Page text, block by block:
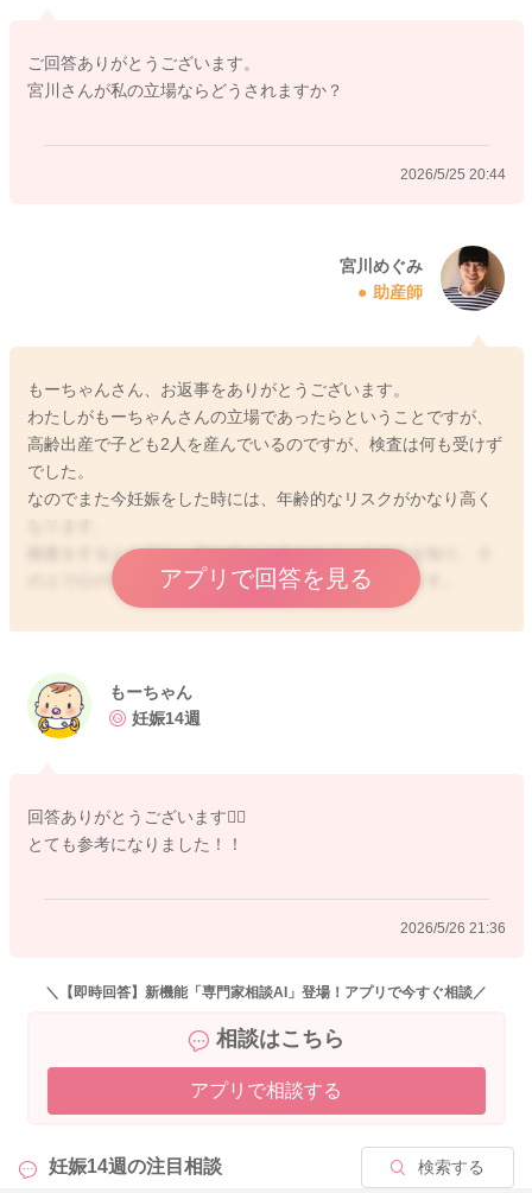
査でわかる項目が限られていることもある事が挙げられます。
うするのかを考えておかないといけないかもしれません。
年齢が上がることで、受ける方の割合は増えている状況のよう
30代の方で3〜４割の方が受けているというデータもあるようで
はっきりとした正解もないと思いますので、その分とても悩ま
しいですよね。
受けて結果がわかることで、ホッとしたり、先のことが考えら
れたりするという考え方もあると思います。何かあったときに
実際どうするのかということまで考えられた上で、受けられる
羊水検査も受けるのか、その結果によってはどうするのかとい
どうぞよろしくお願いします。
ご回答ありがとうございます。
宮川さんが私の立場ならどうされますか？
2026/5/25 20:44
宮川めぐみ
助産師
もーちゃんさん、お返事をありがとうございます。
わたしがもーちゃんさんの立場であったらということですが、
高齢出産で子ども2人を産んでいるのですが、検査は何も受けず
でした。
なのでまた今妊娠をした時には、年齢的なリスクがかなり高く
検査をするとしても、何か抱えて生まれてくるのかを知り、そ
の上で心の準備をして迎えようと考えるかなと思います。
アプリで回答を見る
もーちゃん
妊娠14週
回答ありがとうございます🙇‍♀️
とても参考になりました！！
2026/5/26 21:36
＼【即時回答】新機能「専門家相談AI」登場！アプリで今すぐ相談／
相談はこちら
アプリで相談する
妊娠14週の注目相談 検索する